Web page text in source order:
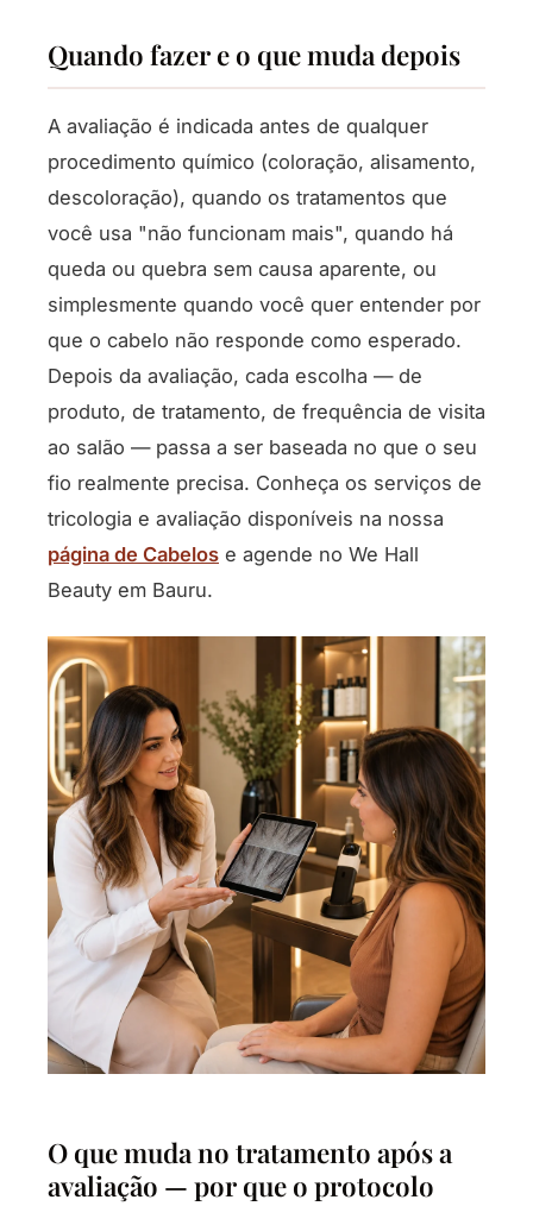
Quando fazer e o que muda depois
A avaliação é indicada antes de qualquer
procedimento químico (coloração, alisamento,
descoloração), quando os tratamentos que
você usa "não funcionam mais", quando há
queda ou quebra sem causa aparente, ou
simplesmente quando você quer entender por
que o cabelo não responde como esperado.
Depois da avaliação, cada escolha — de
produto, de tratamento, de frequência de visita
ao salão — passa a ser baseada no que o seu
fio realmente precisa. Conheça os serviços de
tricologia e avaliação disponíveis na nossa
página de Cabelos e agende no We Hall
Beauty em Bauru.
O que muda no tratamento após a
avaliação — por que o protocolo